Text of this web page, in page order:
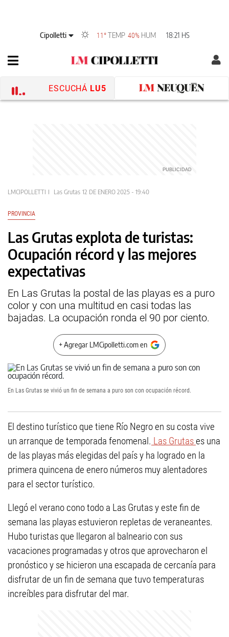
Cipolletti 11° TEMP 40% HUM 18:21 HS
ESCUCHÁ LU5
LMCIPOLLETTI Las Grutas 12 DE ENERO 2025 - 19:40
PROVINCIA
Las Grutas explota de turistas:
Ocupación récord y las mejores
expectativas
En Las Grutas la postal de las playas es a puro
color y con una multitud en casi todas las
bajadas. La ocupación ronda el 90 por ciento.
+ Agregar LMCipolletti.com en
En Las Grutas se vivió un fin de semana a puro son con ocupación récord.
El destino turístico que tiene Río Negro en su costa vive
un arranque de temporada fenomenal. Las Grutases una
de las playas más elegidas del país y ha logrado en la
primera quincena de enero números muy alentadores
para el sector turístico.
Llegó el verano cono todo a Las Grutas y este fin de
semana las playas estuvieron repletas de veraneantes.
Hubo turistas que llegaron al balneario con sus
vacaciones programadas y otros que aprovecharon el
pronóstico y se hicieron una escapada de cercanía para
disfrutar de un fin de semana que tuvo temperaturas
increíbles para disfrutar del mar.